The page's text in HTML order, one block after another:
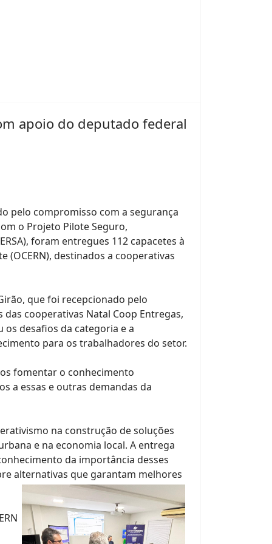
apoio do deputado federal
pelo compromisso com a segurança
o Projeto Pilote Seguro,
foram entregues 112 capacetes à
(OCERN), destinados a cooperativas
que foi recepcionado pelo
cooperativas Natal Coop Entregas,
os desafios da categoria e a
para os trabalhadores do setor.
fomentar o conhecimento
a essas e outras demandas da
na construção de soluções
e na economia local. A entrega
da importância desses
alternativas que garantam melhores